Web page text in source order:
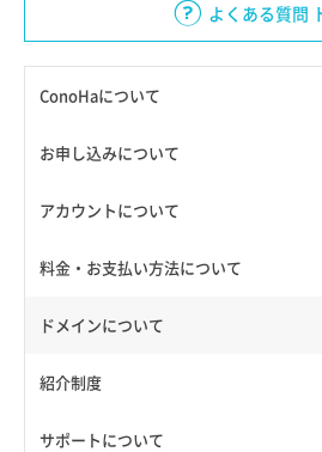
よくある質問
ConoHaについて
お申し込みについて
アカウントについて
料金・お支払い方法について
ドメインについて
紹介制度
サポートについて